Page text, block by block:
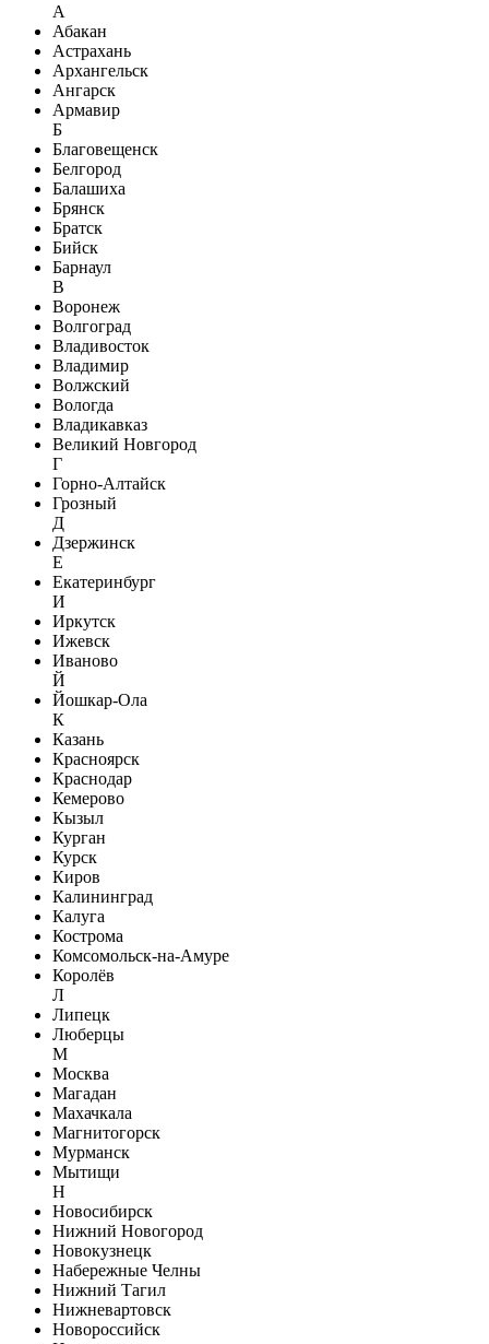
А
Абакан
Астрахань
Архангельск
Ангарск
Армавир
Б
Благовещенск
Белгород
Балашиха
Брянск
Братск
Бийск
Барнаул
В
Воронеж
Волгоград
Владивосток
Владимир
Волжский
Вологда
Владикавказ
Великий Новгород
Г
Горно-Алтайск
Грозный
Д
Дзержинск
Е
Екатеринбург
И
Иркутск
Ижевск
Иваново
Й
Йошкар-Ола
К
Казань
Красноярск
Краснодар
Кемерово
Кызыл
Курган
Курск
Киров
Калининград
Калуга
Кострома
Комсомольск-на-Амуре
Королёв
Л
Липецк
Люберцы
М
Москва
Магадан
Махачкала
Магнитогорск
Мурманск
Мытищи
Н
Новосибирск
Нижний Новогород
Новокузнецк
Набережные Челны
Нижний Тагил
Нижневартовск
Новороссийск